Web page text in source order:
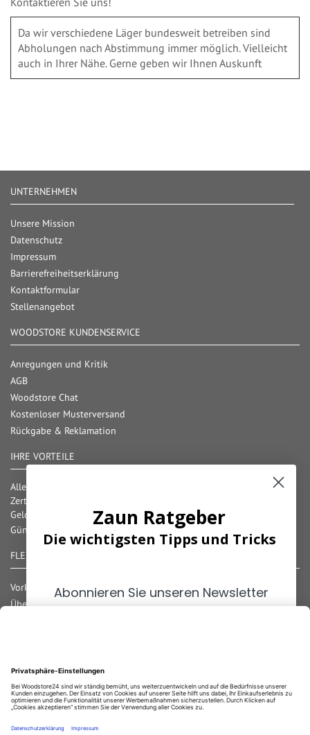
Da wir verschiedene Läger bundesweit betreiben sind
Abholungen nach Abstimmung immer möglich. Vielleicht
auch in Ihrer Nähe. Gerne geben wir Ihnen Auskunft
UNTERNEHMEN
Unsere Mission
Datenschutz
Impressum
Barrierefreiheitserklärung
Kontaktformular
Stellenangebot
WOODSTORE KUNDENSERVICE
Anregungen und Kritik
AGB
Woodstore Chat
Kostenloser Musterversand
Rückgabe & Reklamation
IHRE VORTEILE
Alle gängigen Zahlungsarten verfügbar
Zertifizierter und geprüfter Shop
Geld-Zurück-Garantie
Günstige Versandkosten/ Frachtkostenfreigrenzen
FLEXIBLE ZAHLUNG
Vorkasse
Überweisung
Kreditkarte
Paypal
Bar bei Abholung
Zaun Ratgeber
Die wichtigsten Tipps und Tricks
Abonnieren Sie unseren Newsletter